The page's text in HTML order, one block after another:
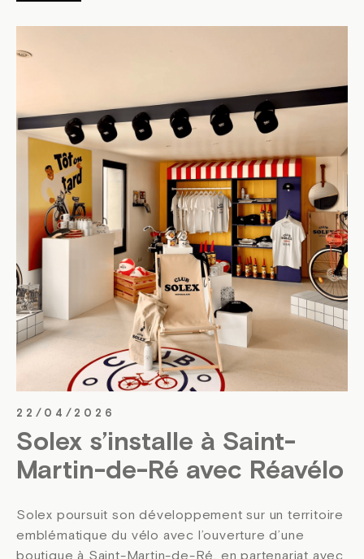
22/04/2026
Solex s’installe à Saint-
Martin-de-Ré avec Réavélo
Solex poursuit son développement sur un territoire
emblématique du vélo avec l’ouverture d’une
boutique à Saint-Martin-de-Ré, en partenariat avec